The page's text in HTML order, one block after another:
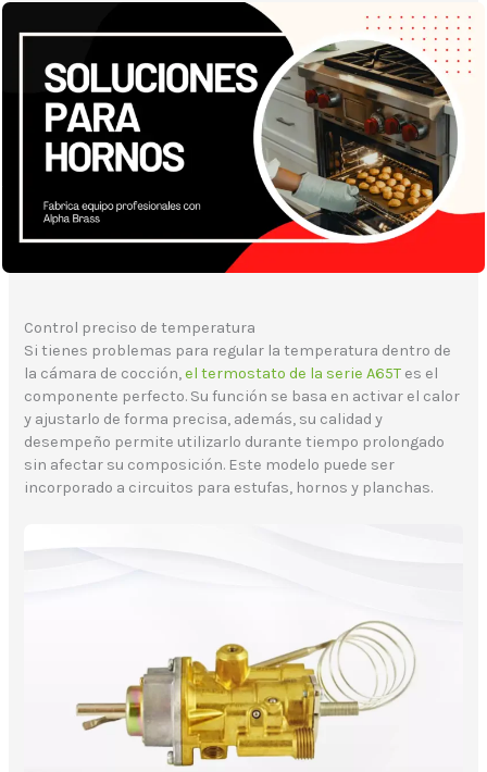
Control preciso de temperatura
Si tienes problemas para regular la temperatura dentro de
la cámara de cocción,el termostato de la serie A65T es el
componente perfecto. Su función se basa en activar el calor
y ajustarlo de forma precisa, además, su calidad y
desempeño permite utilizarlo durante tiempo prolongado
sin afectar su composición. Este modelo puede ser
incorporado a circuitos para estufas, hornos y planchas.